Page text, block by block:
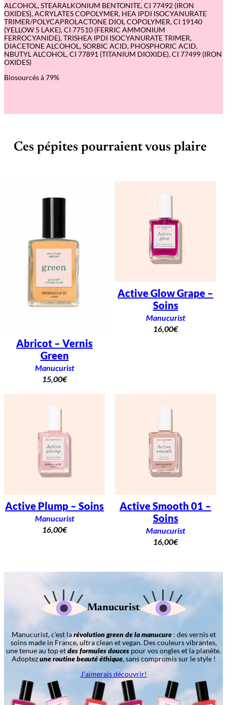
ALCOHOL, STEARALKONIUM BENTONITE, CI 77492 (IRON
OXIDES), ACRYLATES COPOLYMER, HEA IPDI ISOCYANURATE
TRIMER/POLYCAPROLACTONE DIOL COPOLYMER, CI 19140
(YELLOW 5 LAKE), CI 77510 (FERRIC AMMONIUM
FERROCYANIDE), TRISHEA IPDI ISOCYANURATE TRIMER,
DIACETONE ALCOHOL, SORBIC ACID, PHOSPHORIC ACID,
NBUTYL ALCOHOL, CI 77891 (TITANIUM DIOXIDE), CI 77499 (IRON
OXIDES)
Biosourcés à 79%
Ces pépites pourraient vous plaire
Abricot – Vernis
Green
Manucurist
15,00€
Active Glow Grape –
Soins
Manucurist
16,00€
Active Plump – Soins
Manucurist
16,00€
Active Smooth 01 –
Soins
Manucurist
16,00€
Manucurist
Manucurist, c’est larévolution green de la manucure: des vernis et
soins made in France, ultra clean et vegan. Des couleurs vibrantes,
une tenue au top etdes formules douces pour vos ongles et la planète.
Adoptezune routine beauté éthique, sans compromis sur le style !
J’aimerais découvrir!